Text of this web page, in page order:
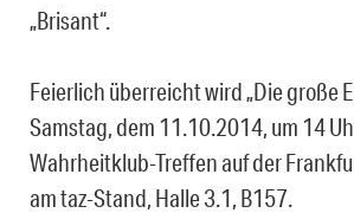
„Brisant“.
Feierlich überreicht wird „Die große
Samstag, dem 11.10.2014, um 14
Wahrheitklub-Treffen auf der
am taz-Stand, Halle 3.1, B157.